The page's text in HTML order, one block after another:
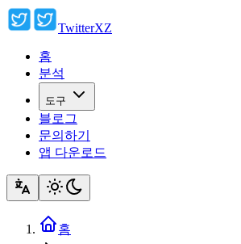
TwitterXZ
홈
분석
도구
블로그
문의하기
앱 다운로드
홈